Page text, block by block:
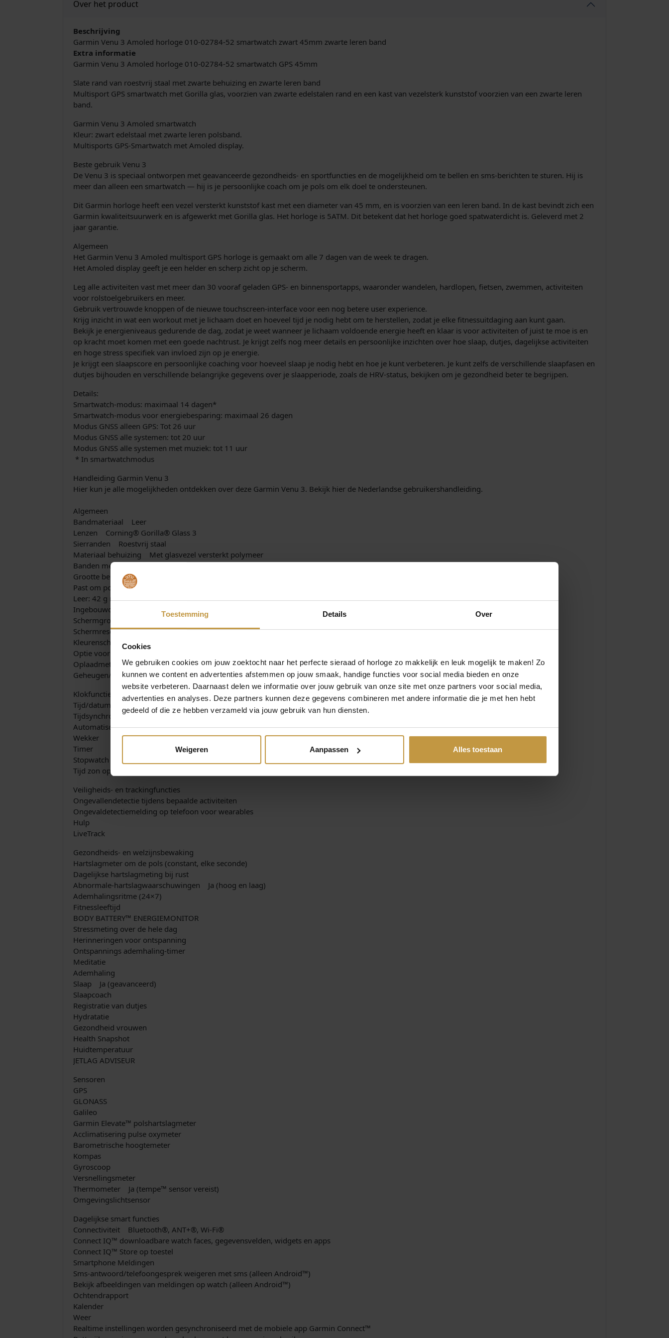
Toestemming Details Over
Cookies
We gebruiken cookies om jouw zoektocht naar het perfecte sieraad of horloge zo makkelijk en leuk mogelijk te maken! Zo
kunnen we content en advertenties afstemmen op jouw smaak, handige functies voor social media bieden en onze
website verbeteren. Daarnaast delen we informatie over jouw gebruik van onze site met onze partners voor social media,
advertenties en analyses. Deze partners kunnen deze gegevens combineren met andere informatie die je met hen hebt
gedeeld of die ze hebben verzameld via jouw gebruik van hun diensten.
Weigeren Aanpassen Alles toestaan
p
s
w
a
:
€
4
7
9
€
5
,
0
l
1
4
-
2
G
5
m
e
r
e
n
a
n
Over het product
Beschrijving
Garmin Venu 3 Amoled horloge 010-02784-52 smartwatch zwart 45mm zwarte leren band
Extra informatie
Garmin Venu 3 Amoled horloge 010-02784-52 smartwatch GPS 45mm
Slate rand van roestvrij staal met zwarte behuizing en zwarte leren band
Multisport GPS smartwatch met Gorilla glas, voorzien van zwarte edelstalen rand en een kast van vezelsterk kunststof voorzien van een zwarte leren
band.
Garmin Venu 3 Amoled smartwatch
Kleur: zwart edelstaal met zwarte leren polsband.
Multisports GPS-Smartwatch met Amoled display.
Beste gebruik Venu 3
De Venu 3 is speciaal ontworpen met geavanceerde gezondheids- en sportfuncties en de mogelijkheid om te bellen en sms-berichten te sturen. Hij is
meer dan alleen een smartwatch — hij is je persoonlijke coach om je pols om elk doel te ondersteunen.
Dit Garmin horloge heeft een vezel versterkt kunststof kast met een diameter van 45 mm, en is voorzien van een leren band. In de kast bevindt zich een
Garmin kwaliteitsuurwerk en is afgewerkt met Gorilla glas. Het horloge is 5ATM. Dit betekent dat het horloge goed spatwaterdicht is. Geleverd met 2
jaar garantie.
Algemeen
Het Garmin Venu 3 Amoled multisport GPS horloge is gemaakt om alle 7 dagen van de week te dragen.
Het Amoled display geeft je een helder en scherp zicht op je scherm.
Leg alle activiteiten vast met meer dan 30 vooraf geladen GPS- en binnensportapps, waaronder wandelen, hardlopen, fietsen, zwemmen, activiteiten
voor rolstoelgebruikers en meer.
Gebruik vertrouwde knoppen of de nieuwe touchscreen-interface voor een nog betere user experience.
Krijg inzicht in wat een workout met je lichaam doet en hoeveel tijd je nodig hebt om te herstellen, zodat je elke fitnessuitdaging aan kunt gaan.
Bekijk je energieniveaus gedurende de dag, zodat je weet wanneer je lichaam voldoende energie heeft en klaar is voor activiteiten of juist te moe is en
op kracht moet komen met een goede nachtrust. Je krijgt zelfs nog meer details en persoonlijke inzichten over hoe slaap, dutjes, dagelijkse activiteiten
en hoge stress specifiek van invloed zijn op je energie.
Je krijgt een slaapscore en persoonlijke coaching voor hoeveel slaap je nodig hebt en hoe je kunt verbeteren. Je kunt zelfs de verschillende slaapfasen en
dutjes bijhouden en verschillende belangrijke gegevens over je slaapperiode, zoals de HRV-status, bekijken om je gezondheid beter te begrijpen.
Details:
Smartwatch-modus: maximaal 14 dagen*
Smartwatch-modus voor energiebesparing: maximaal 26 dagen
Modus GNSS alleen GPS: Tot 26 uur
Modus GNSS alle systemen: tot 20 uur
Modus GNSS alle systemen met muziek: tot 11 uur
* In smartwatchmodus
Handleiding Garmin Venu 3
Hier kun je alle mogelijkheden ontdekken over deze Garmin Venu 3. Bekijk hier de Nederlandse gebruikershandleiding.
Algemeen
Bandmateriaal Leer
Lenzen Corning® Gorilla® Glass 3
Sierranden Roestvrij staal
Materiaal behuizing Met glasvezel versterkt polymeer
Banden met snelsluiting Ja (22 mm)
Grootte behuizing, BxLxH 45 x 45 x 12 mm
Past om polsen met een omtrek van 135-200 mm
Leer: 42 g met meegeleverde band
Ingebouwde speaker/microfoon
Schermgrootte, BxH 35,4 mm (1,4″) diameter
Schermresolutie, BxH 454 x 454 pixels
Kleurenscherm
Optie voor groot lettertype
Oplaadmethode Garmin oplader met stekker
Geheugen/geschiedenis 8 GB
Klokfuncties
Tijd/datum
Tijdsynchronisatie via GPS
Automatische zomertijd
Wekker
Timer
Stopwatch
Tijd zon op/zon onder
Veiligheids- en trackingfuncties
Ongevallendetectie tijdens bepaalde activiteiten
Ongevaldetectiemelding op telefoon voor wearables
Hulp
LiveTrack
Gezondheids- en welzijnsbewaking
Hartslagmeter om de pols (constant, elke seconde)
Dagelijkse hartslagmeting bij rust
Abnormale-hartslagwaarschuwingen Ja (hoog en laag)
Ademhalingsritme (24×7)
Fitnessleeftijd
BODY BATTERY™ ENERGIEMONITOR
Stressmeting over de hele dag
Herinneringen voor ontspanning
Ontspannings ademhaling-timer
Meditatie
Ademhaling
Slaap Ja (geavanceerd)
Slaapcoach
Registratie van dutjes
Hydratatie
Gezondheid vrouwen
Health Snapshot
Huidtemperatuur
JETLAG ADVISEUR
Sensoren
GPS
GLONASS
Galileo
Garmin Elevate™ polshartslagmeter
Acclimatisering pulse oxymeter
Barometrische hoogtemeter
Kompas
Gyroscoop
Versnellingsmeter
Thermometer Ja (tempe™ sensor vereist)
Omgevingslichtsensor
Dagelijkse smart functies
Connectiviteit Bluetooth®, ANT+®, Wi-Fi®
Connect IQ™ downloadbare watch faces, gegevensvelden, widgets en apps
Connect IQ™ Store op toestel
Smartphone Meldingen
Sms-antwoord/telefoongesprek weigeren met sms (alleen Android™)
Bekijk afbeeldingen van meldingen op watch (alleen Android™)
Ochtendrapport
Kalender
Weer
Realtime instellingen worden gesynchroniseerd met de mobiele app Garmin Connect™